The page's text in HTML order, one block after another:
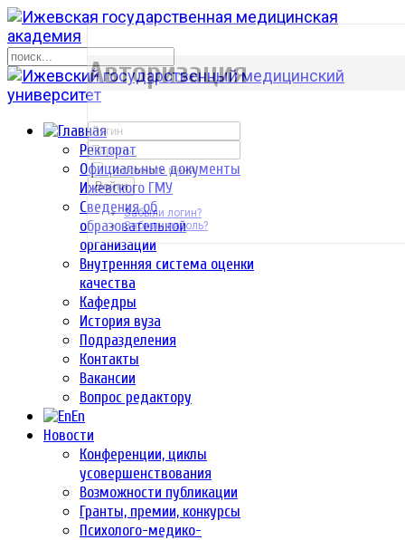
Ректорат
Официальные документы
Ижевского ГМУ
Сведения об
образовательной
организации
Внутренняя система оценки
качества
Кафедры
История вуза
Подразделения
Контакты
Вакансии
Вопрос редактору
En
Новости
Конференции, циклы
усовершенствования
Возможности публикации
Гранты, премии, конкурсы
Психолого-медико-
р
Авторизация
Запомнить меня
Войти
Забыли логин?
Забыли пароль?